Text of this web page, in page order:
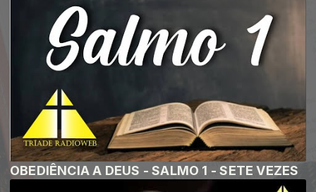
OBEDIÊNCIA A DEUS - SALMO 1 - SETE VEZES